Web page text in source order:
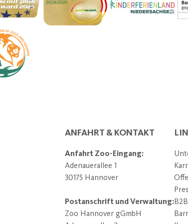
We work sustainably in all areas - both openly
ANFAHRT & KONTAKT
Anfahrt Zoo-Eingang:
Adenauerallee 1
30175 Hannover
Postanschrift und Verwaltung:
Zoo Hannover gGmbH
B2B